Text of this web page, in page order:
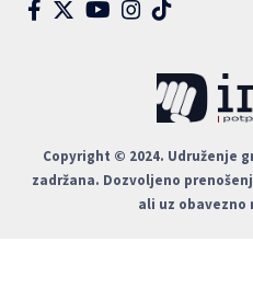
Copyright © 2024. Udruženje
zadržana. Dozvoljeno
ali uz obavezno